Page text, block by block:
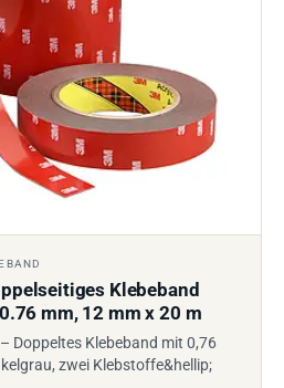
Klebeband
mm, 12 mm x 20 m
Doppeltes Klebeband mit 0,76
zwei Klebstoffe&hellip;